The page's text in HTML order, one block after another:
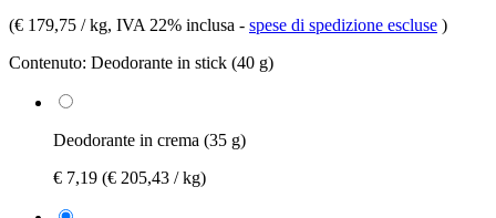
(€ 179,75 / kg, IVA 22% inclusa - spese di spedizione escluse )
Contenuto: Deodorante in stick (40 g)
Deodorante in crema (35 g)
€ 7,19 (€ 205,43 / kg)